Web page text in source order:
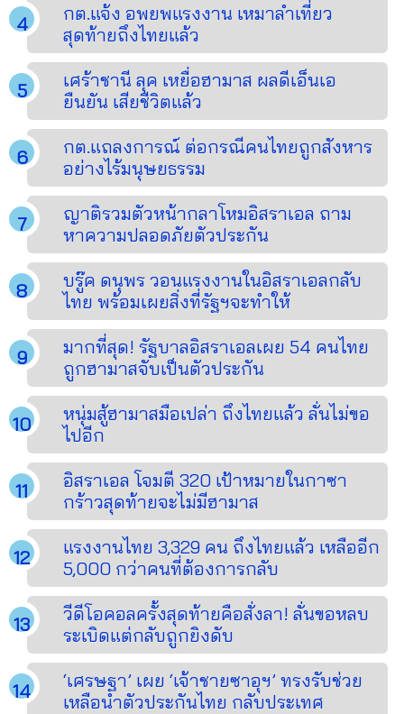
กต.แจ้ง อพยพแรงงาน เหมาลำเที่ยว
สุดท้ายถึงไทยแล้ว
เศร้าชานี ลุค เหยื่อฮามาส ผลดีเอ็นเอ
ยืนยัน เสียชีวิตแล้ว
กต.แถลงการณ์ ต่อกรณีคนไทยถูกสังหาร
อย่างไร้มนุษยธรรม
ญาติรวมตัวหน้ากลาโหมอิสราเอล ถาม
หาความปลอดภัยตัวประกัน
บรู๊ค ดนุพร วอนแรงงานในอิสราเอลกลับ
ไทย พร้อมเผยสิ่งที่รัฐฯจะทำให้
มากที่สุด! รัฐบาลอิสราเอลเผย 54 คนไทย
ถูกฮามาสจับเป็นตัวประกัน
หนุ่มสู้ฮามาสมือเปล่า ถึงไทยแล้ว ลั่นไม่ขอ
ไปอีก
อิสราเอล โจมตี 320 เป้าหมายในกาซา
กร้าวสุดท้ายจะไม่มีฮามาส
แรงงานไทย 3,329 คน ถึงไทยแล้ว เหลืออีก
5,000 กว่าคนที่ต้องการกลับ
วีดีโอคอลครั้งสุดท้ายคือสั่งลา! ลั่นขอหลบ
ระเบิดแต่กลับถูกยิงดับ
‘เศรษฐา’ เผย ‘เจ้าชายซาอุฯ’ ทรงรับช่วย
เหลือนำตัวประกันไทย กลับประเทศ